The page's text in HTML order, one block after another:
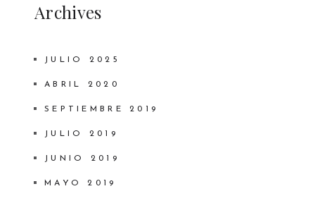
Archives
JULIO 2025
ABRIL 2020
SEPTIEMBRE 2019
JULIO 2019
JUNIO 2019
MAYO 2019